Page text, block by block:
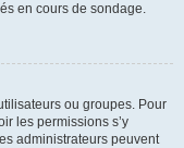
en cours de sondage.
ou groupes. Pour
les permissions s’y
administrateurs peuvent